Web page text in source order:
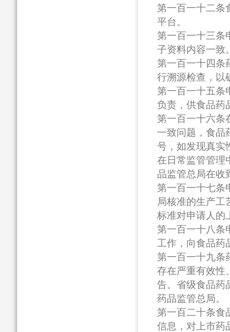
第一百一十二条
平台。
第一百一十三条
子资料内容一致
第一百一十四条
行溯源检查，以
第一百一十五条
负责，供食品药
第一百一十六条
一致问题，食品
号，如发现真实
在日常监管管理
品监管总局在收
第一百一十七条
局核准的生产工
标准对申请人的
第一百一十八条
工作，向食品药
第一百一十九条
存在严重有效性
告。省级食品药
药品监管总局。
第一百二十条食
信息，对上市药